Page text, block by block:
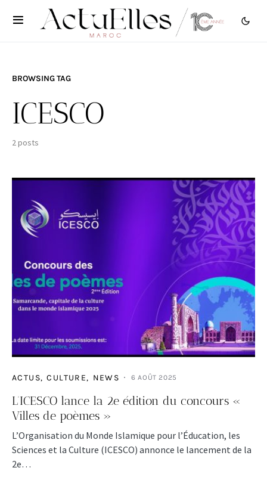
BROWSING TAG
ICESCO
2 posts
ACTUS CULTURE NEWS 6 AOÛT 2025
L’ICESCO lance la 2e édition du concours «
Villes de poèmes »
L’Organisation du Monde Islamique pour l’Éducation, les
Sciences et la Culture (ICESCO) annonce le lancement de la
2e…